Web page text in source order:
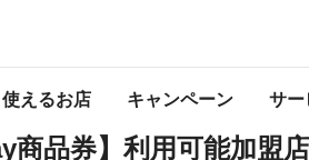
使えるお店 キャンペーン サー
島根県 浜田市
商品券】利用可能加盟